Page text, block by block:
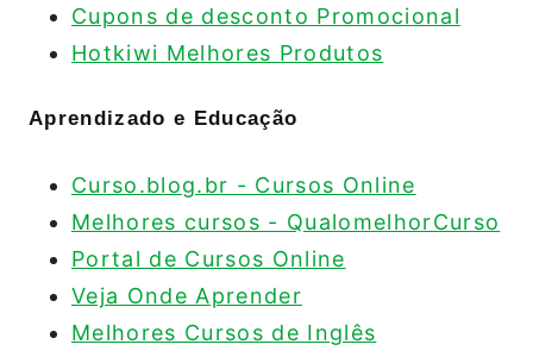
Cupons de desconto Promocional
Hotkiwi Melhores Produtos
Aprendizado e Educação
Curso.blog.br - Cursos Online
Melhores cursos - QualomelhorCurso
Portal de Cursos Online
Veja Onde Aprender
Melhores Cursos de Inglês